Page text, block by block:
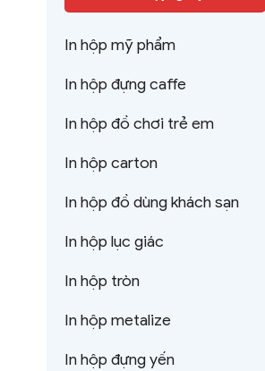
In hộp mỹ phẩm
In hộp đựng caffe
In hộp đồ chơi trẻ em
In hộp carton
In hộp đồ dùng khách sạn
In hộp lục giác
In hộp tròn
In hộp metalize
In hộp đựng yến